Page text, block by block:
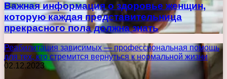
Важная информация о здоровье женщин,
которую каждая представительница
прекрасного пола должна знать
Реабилитация зависимых — профессиональная помощь
для тех, кто стремится вернуться к нормальной жизни
02.12.2023